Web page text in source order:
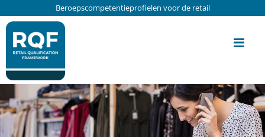
Update cookies preferences
Beroepscompetentieprofielen voor de retail